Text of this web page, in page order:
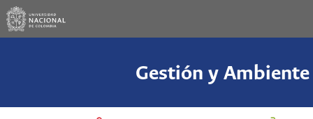
Gestión y Ambiente